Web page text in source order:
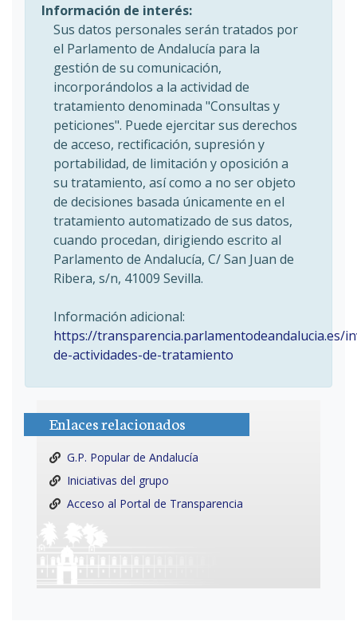
Información de interés:
Sus datos personales serán tratados por
el Parlamento de Andalucía para la
gestión de su comunicación,
incorporándolos a la actividad de
tratamiento denominada "Consultas y
peticiones". Puede ejercitar sus derechos
de acceso, rectificación, supresión y
portabilidad, de limitación y oposición a
su tratamiento, así como a no ser objeto
de decisiones basada únicamente en el
tratamiento automatizado de sus datos,
cuando procedan, dirigiendo escrito al
Parlamento de Andalucía, C/ San Juan de
Ribera, s/n, 41009 Sevilla.
Información adicional:
https://transparencia.parlamentodeandalucia.es/
de-actividades-de-tratamiento
Enlaces relacionados
G.P. Popular de Andalucía
Iniciativas del grupo
Acceso al Portal de Transparencia